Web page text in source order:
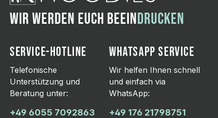
WIR WERDEN EUCH BEEINDRUCKEN
SERVICE-HOTLINE
Telefonische
Unterstützung und
Beratung unter:
+49 6055 7092863
WHATSAPP SERVICE
Wir helfen Ihnen schnell
und einfach via
WhatsApp:
+49 176 21798751